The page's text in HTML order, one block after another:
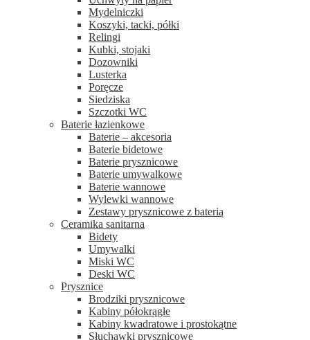
Mydelniczki
Koszyki, tacki, półki
Relingi
Kubki, stojaki
Dozowniki
Lusterka
Poręcze
Siedziska
Szczotki WC
Baterie łazienkowe
Baterie – akcesoria
Baterie bidetowe
Baterie prysznicowe
Baterie umywalkowe
Baterie wannowe
Wylewki wannowe
Zestawy prysznicowe z baterią
Ceramika sanitarna
Bidety
Umywalki
Miski WC
Deski WC
Prysznice
Brodziki prysznicowe
Kabiny półokrągłe
Kabiny kwadratowe i prostokątne
Słuchawki prysznicowe